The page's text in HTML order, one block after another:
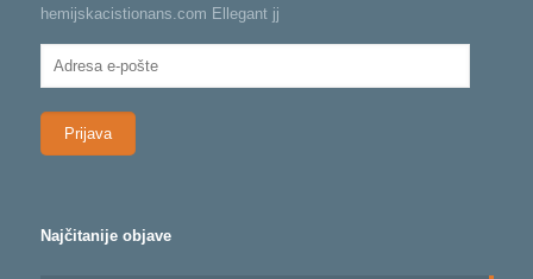
hemijskacistionans.com Ellegant jj
Adresa
Najčitanije objave